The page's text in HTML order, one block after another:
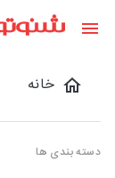
خانه
دسته بندی ها